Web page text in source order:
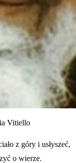
Vitiello
z góry i usłyszeć,
o wierze.